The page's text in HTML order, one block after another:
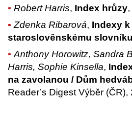
Robert Harris, Index hrůzy
Zdenka Ribarová, Indexy k
staroslověnskému slovníku
Anthony Horowitz, Sandra
Harris, Sophie Kinsella,
na zavolanou / Dům
Reader’s Digest Výběr (ČR),